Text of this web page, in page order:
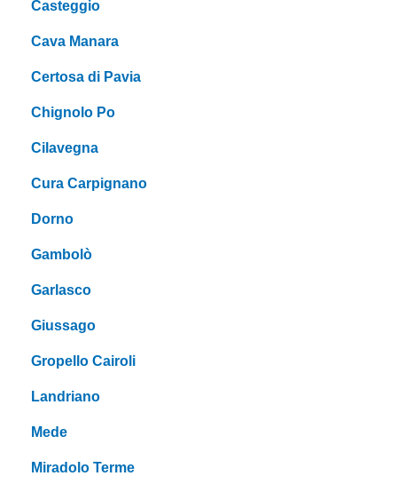
Casteggio
Cava Manara
Certosa di Pavia
Chignolo Po
Cilavegna
Cura Carpignano
Dorno
Gambolò
Garlasco
Giussago
Gropello Cairoli
Landriano
Mede
Miradolo Terme